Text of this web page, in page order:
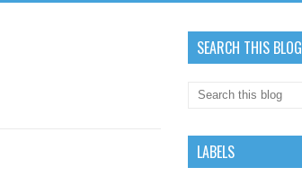
SEARCH THIS BLOG
LABELS